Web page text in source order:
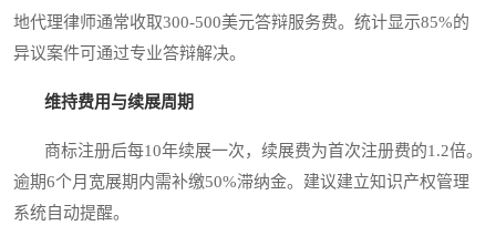
地代理律师通常收取300-500美元答辩服务费。统计显示85%的
异议案件可通过专业答辩解决。
维持费用与续展周期
商标注册后每10年续展一次，续展费为首次注册费的1.2倍。
逾期6个月宽展期内需补缴50%滞纳金。建议建立知识产权管理
系统自动提醒。